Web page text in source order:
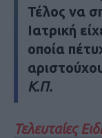
Τέλος να
Ιατρική
οποία
Κ.Π.
Τελευταίες